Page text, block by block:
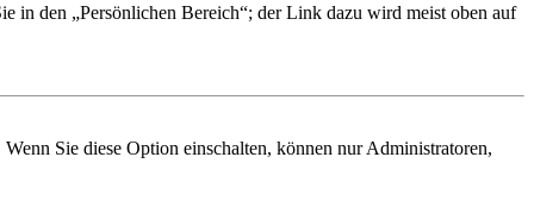
in den „Persönlichen Bereich“; der Link dazu wird meist oben auf
Sie diese Option einschalten, können nur Administratoren,